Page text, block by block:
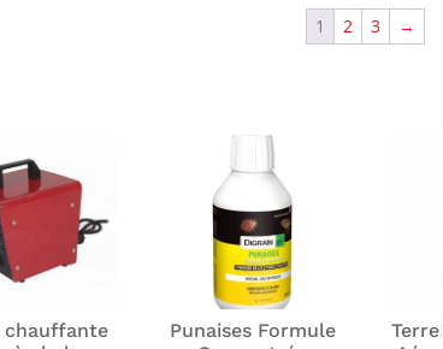
1 2 3 →
chauffante
Punaises Formule